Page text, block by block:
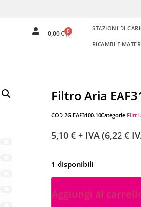
0,00€ 0 STAZIONI DI
RICAMBI E
Filtro Aria
COD 2G.EAF3100.10Categorie Filtri
5,10 € + IVA (6,22 €
1 disponibili
Aggiungi al